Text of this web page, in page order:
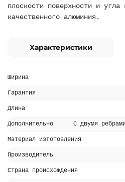
плоскости поверхности и
качественного алюминия.
Характеристики
Ширина
Гарантия
Длина
Дополнительно С двумя
Материал изготовления
Производитель
Страна происхождения